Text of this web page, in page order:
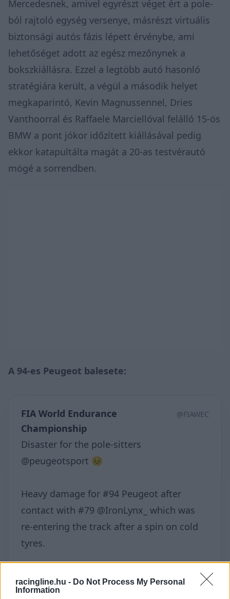
racingline.hu - Do Not Process My Personal
Information
Mercedesnek, amivel egyrészt véget ért a pole-
ból rajtoló egység versenye, másrészt virtuális
biztonsági autós fázis lépett érvénybe, ami
lehetőséget adott az egész mezőnynek a
bokszkiállásra. Ezzel a legtöbb autó hasonló
stratégiára került, a végül a második helyet
megkaparintó, Kevin Magnussennel, Dries
Vanthoorral és Raffaele Marciellóval felálló 15-ös
BMW a pont jókor időzített kiállásával pedig
ekkor katapultálta magát a 20-as testvérautó
mögé a sorrendben.
A 94-es Peugeot balesete:
FIA World Endurance
Championship
@FIAWEC
Disaster for the pole-sitters
@peugeotsport 😣
Heavy damage for #94 Peugeot after
contact with #79 @IronLynx_ which was
re-entering the track after a spin on cold
tyres.
The incident brings out the Safety Car and
looks likely to end the race for the #94.